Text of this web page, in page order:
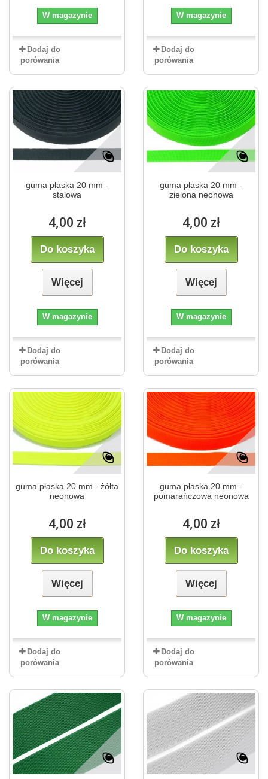
W magazynie
Dodaj do
porówania
W magazynie
Dodaj do
porówania
guma płaska 20 mm -
stalowa
4,00 zł
Do koszyka
Więcej
W magazynie
Dodaj do
porówania
guma płaska 20 mm -
zielona neonowa
4,00 zł
Do koszyka
Więcej
W magazynie
Dodaj do
porówania
guma płaska 20 mm - żółta
neonowa
4,00 zł
Do koszyka
Więcej
W magazynie
Dodaj do
porówania
guma płaska 20 mm -
pomarańczowa neonowa
4,00 zł
Do koszyka
Więcej
W magazynie
Dodaj do
porówania